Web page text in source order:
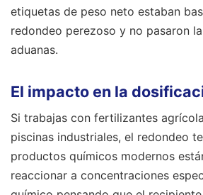
etiquetas de peso neto estaban
redondeo perezoso y no pasaron
aduanas.
El impacto en la
Si trabajas con fertilizantes
piscinas industriales, el redondeo
productos químicos modernos
reaccionar a concentraciones